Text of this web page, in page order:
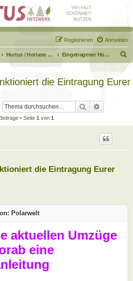
Anmelden
Registrieren
Hortus / Hortane Habitate / Garten auf dem Weg Eingetragener Hortus - Mein Hortus und ich!
u
die Eintragung Eurer
Suche
• Seite 1 von 1
die Eintragung Eurer
Polarwelt
aktuellen Umzüge
eine